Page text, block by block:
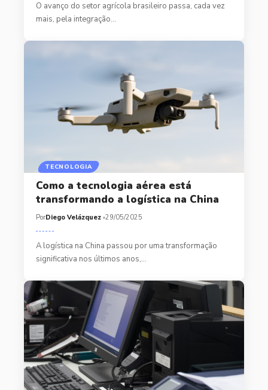
O avanço do setor agrícola brasileiro passa, cada vez
mais, pela integração…
TECNOLOGIA
Como a tecnologia aérea está
transformando a logística na China
PorDiego Velázquez 29/05/2025
A logística na China passou por uma transformação
significativa nos últimos anos,…